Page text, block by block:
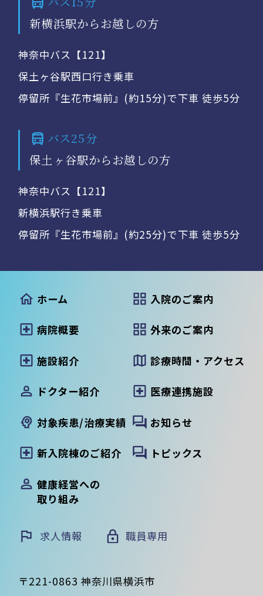
新横浜駅からお越しの方
神奈中バス【121】
保土ヶ谷駅西口行き乗車
停留所『生花市場前』(約15分)で下車 徒歩5分
バス25分
保土ヶ谷駅からお越しの方
神奈中バス【121】
新横浜駅行き乗車
停留所『生花市場前』(約25分)で下車 徒歩5分
ホーム
病院概要
施設紹介
ドクター紹介
対象疾患/治療実績
新入院棟のご紹介
健康経営への
取り組み
入院のご案内
外来のご案内
診療時間・アクセス
医療連携施設
お知らせ
トピックス
求人情報 職員専用
〒221-0863 神奈川県横浜市